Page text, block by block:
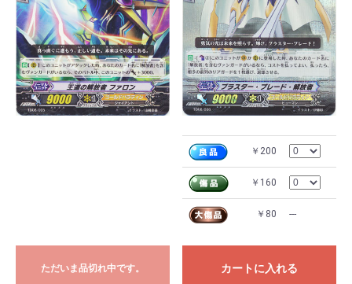
ただいま品切れ中です。
￥200
￥160
￥80 ---
カートに入れる